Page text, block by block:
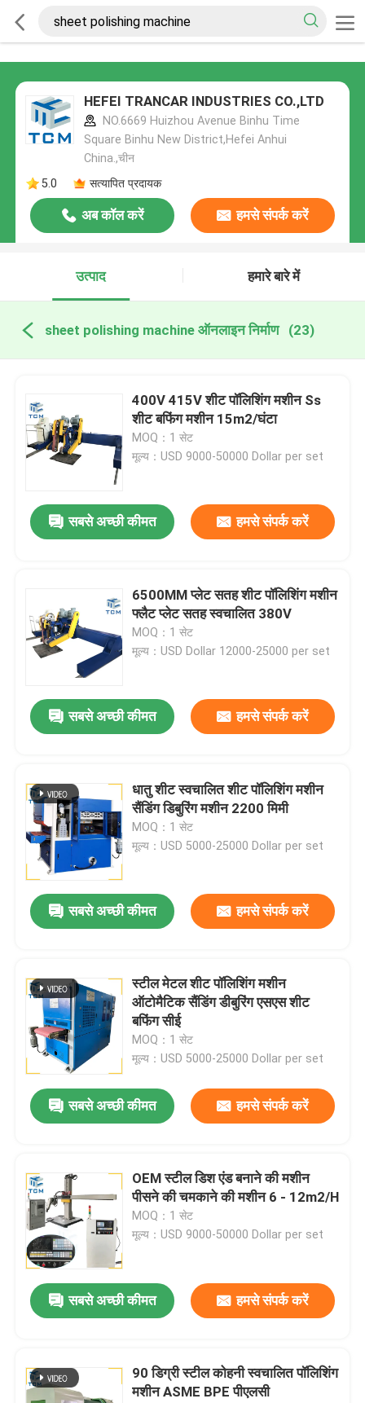
HEFEI TRANCAR INDUSTRIES CO.,LTD
NO.6669 Huizhou Avenue Binhu Time
Square Binhu New District,Hefei Anhui
China.,चीन
5.0
सत्यापित प्रदायक
अब कॉल करें हमसे संपर्क करें
उत्पाद हमारे बारे में
sheet polishing machine ऑनलाइन निर्माण (23)
400V 415V शीट पॉलिशिंग मशीन Ss
शीट बफिंग मशीन 15m2/घंटा
MOQ：1 सेट
मूल्य：USD 9000-50000 Dollar per set
सबसे अच्छी कीमत हमसे संपर्क करें
6500MM प्लेट सतह शीट पॉलिशिंग मशीन
फ्लैट प्लेट सतह स्वचालित 380V
MOQ：1 सेट
मूल्य：USD Dollar 12000-25000 per set
सबसे अच्छी कीमत हमसे संपर्क करें
धातु शीट स्वचालित शीट पॉलिशिंग मशीन
सैंडिंग डिबुरिंग मशीन 2200 मिमी
MOQ：1 सेट
मूल्य：USD 5000-25000 Dollar per set
सबसे अच्छी कीमत हमसे संपर्क करें
स्टील मेटल शीट पॉलिशिंग मशीन
ऑटोमैटिक सैंडिंग डीबुरिंग एसएस शीट
बफिंग सीई
MOQ：1 सेट
मूल्य：USD 5000-25000 Dollar per set
सबसे अच्छी कीमत हमसे संपर्क करें
OEM स्टील डिश एंड बनाने की मशीन
पीसने की चमकाने की मशीन 6 - 12m2/H
MOQ：1 सेट
मूल्य：USD 9000-50000 Dollar per set
सबसे अच्छी कीमत हमसे संपर्क करें
90 डिग्री स्टील कोहनी स्वचालित पॉलिशिंग
मशीन ASME BPE पीएलसी